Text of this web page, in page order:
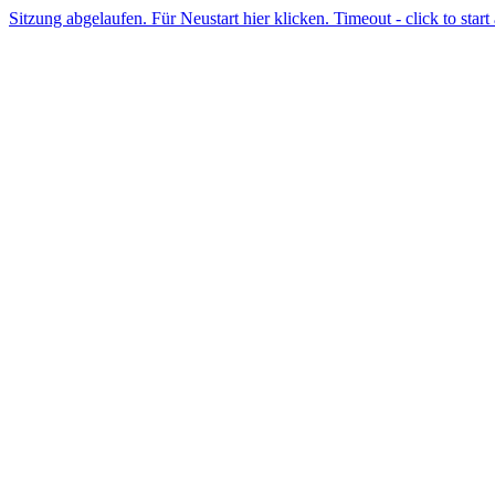
Sitzung abgelaufen. Für Neustart hier klicken. Timeout - click to start